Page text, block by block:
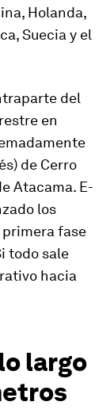
Holanda,
Suecia y el
del
en
de Cerro
Atacama. E-
los
fase
todo sale
hacia
largo